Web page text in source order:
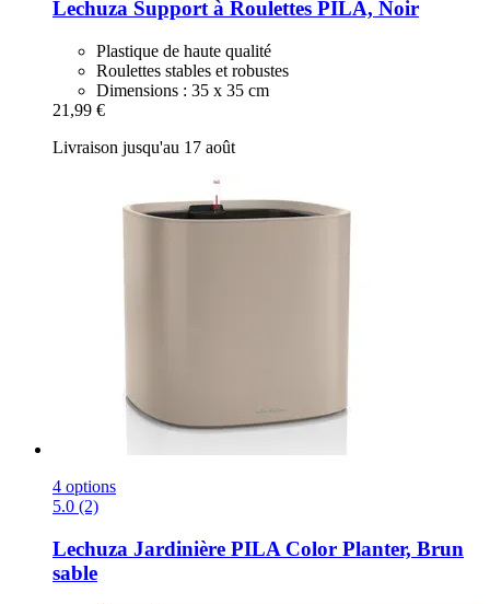
Lechuza Support à Roulettes PILA, Noir
Plastique de haute qualité
Roulettes stables et robustes
Dimensions : 35 x 35 cm
21,99 €
Livraison jusqu'au 17 août
4 options
5.0 (2)
Lechuza Jardinière PILA Color Planter, Brun
sable